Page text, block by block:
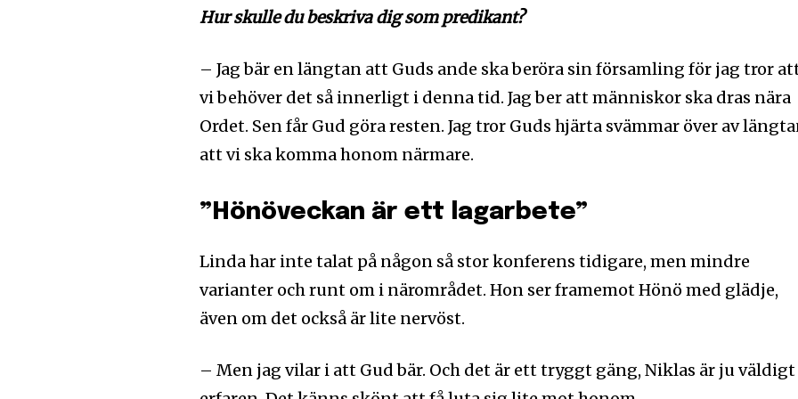
Hur skulle du beskriva dig som predikant?
– Jag bär en längtan att Guds ande ska beröra sin församling för jag tror
vi behöver det så innerligt i denna tid. Jag ber att människor ska dras nära
Ordet. Sen får Gud göra resten. Jag tror Guds hjärta svämmar över av
att vi ska komma honom närmare.
”Hönöveckan är ett lagarbete”
Linda har inte talat på någon så stor konferens tidigare, men mindre
varianter och runt om i närområdet. Hon ser framemot Hönö med glädje,
även om det också är lite nervöst.
– Men jag vilar i att Gud bär. Och det är ett tryggt gäng, Niklas är ju väldigt